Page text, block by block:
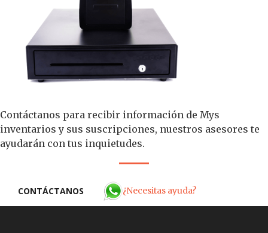
Contáctanos para recibir información de Mys
inventarios y sus suscripciones, nuestros asesores te
ayudarán con tus inquietudes.
CONTÁCTANOS ¿Necesitas ayuda?